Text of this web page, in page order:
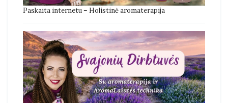
Paskaita internetu – Holistinė aromaterapija